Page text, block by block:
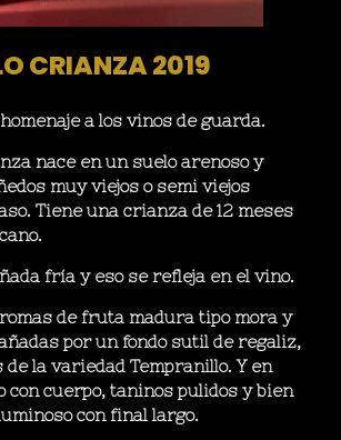
CRIANZA 2019
a los vinos de guarda.
nace en un suelo arenoso y
muy viejos o semi viejos
Tiene una crianza de 12 meses
fría y eso se refleja en el vino.
de fruta madura tipo mora y
por un fondo sutil de regaliz,
la variedad Tempranillo. Y en
con cuerpo, taninos pulidos y bien
con final largo.